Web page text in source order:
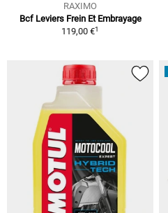
RAXIMO
Bcf Leviers Frein Et Embrayage
119,00 €1